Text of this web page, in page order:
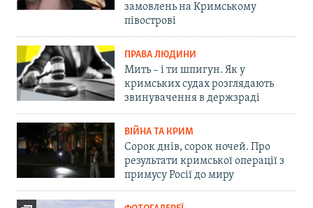
замовлень на Кримському
півострові
ПРАВА ЛЮДИНИ
Мить – і ти шпигун. Як у
кримських судах розглядають
звинувачення в держзраді
ВІЙНА ТА КРИМ
Сорок днів, сорок ночей. Про
результати кримської операції з
примусу Росії до миру